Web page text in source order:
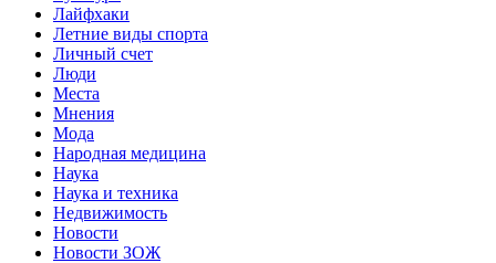
Лайфхаки
Летние виды спорта
Личный счет
Люди
Места
Мнения
Мода
Народная медицина
Наука
Наука и техника
Недвижимость
Новости
Новости ЗОЖ